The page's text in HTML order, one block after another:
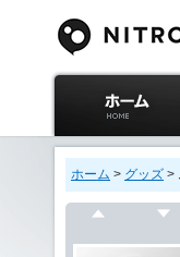
ニトロプラス公式
サイト ホーム
ホーム > グッズ >